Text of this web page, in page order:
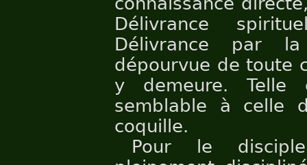
Délivrance
Délivrance par la
dépourvue de toute
y demeure. Telle
semblable à celle
coquille.
Pour le